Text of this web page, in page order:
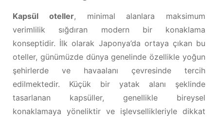
Kapsül oteller, minimal alanlara maksimum
verimlilik sığdıran modern bir konaklama
konseptidir. İlk olarak Japonya’da ortaya çıkan bu
oteller, günümüzde dünya genelinde özellikle yoğun
şehirlerde ve havaalanı çevresinde tercih
edilmektedir. Küçük bir yatak alanı şeklinde
tasarlanan kapsüller, genellikle bireysel
konaklamaya yöneliktir ve işlevsellikleriyle dikkat